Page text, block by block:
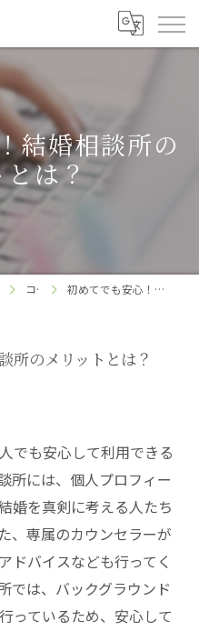
結婚相談所の
とは？
コラム 初めてでも安心！結婚相談所のメリットとは？
所のメリットとは？
でも安心して利用できる
所には、個人プロフィー
婚を真剣に考える人たち
、専属のカウンセラーが
ドバイスなども行ってく
では、バックグラウンド
っているため、安心して